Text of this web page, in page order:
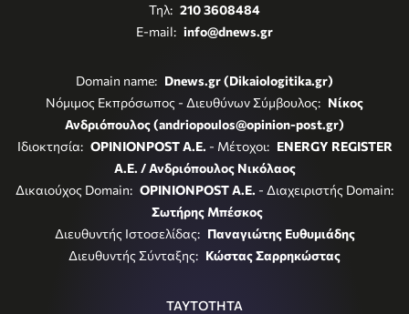
Τηλ: 210 3608484
E-mail: info@dnews.gr
Domain name: Dnews.gr (Dikaiologitika.gr)
Νόμιμος Εκπρόσωπος - Διευθύνων Σύμβουλος: Νίκος
Ανδριόπουλος (andriopoulos@opinion-post.gr)
Ιδιοκτησία: OPINIONPOST A.E. - Μέτοχοι: ENERGY REGISTER
Α.Ε. / Ανδριόπουλος Νικόλαος
Δικαιούχος Domain: OPINIONPOST A.E. - Διαχειριστής Domain:
Σωτήρης Μπέσκος
Διευθυντής Ιστοσελίδας: Παναγιώτης Ευθυμιάδης
Διευθυντής Σύνταξης: Κώστας Σαρρηκώστας
ΤΑΥΤΟΤΗΤΑ